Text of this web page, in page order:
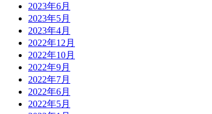
2023年6月
2023年5月
2023年4月
2022年12月
2022年10月
2022年9月
2022年7月
2022年6月
2022年5月